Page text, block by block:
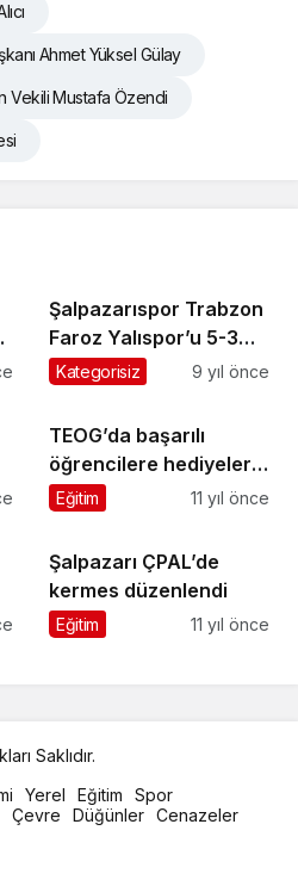
Ahmet Yüksel Gülay
Vekili Mustafa Özendi
Şalpazarıspor Trabzon
Faroz Yalıspor’u 5-3
mağlup etti
Kategorisiz 9 yıl önce
TEOG’da başarılı
öğrencilere hediyeleri
dağıtıldı
Eğitim 11 yıl önce
Şalpazarı ÇPAL’de
kermes düzenlendi
Eğitim 11 yıl önce
Saklıdır.
Yerel Eğitim
Spor
Çevre Düğünler Cenazeler